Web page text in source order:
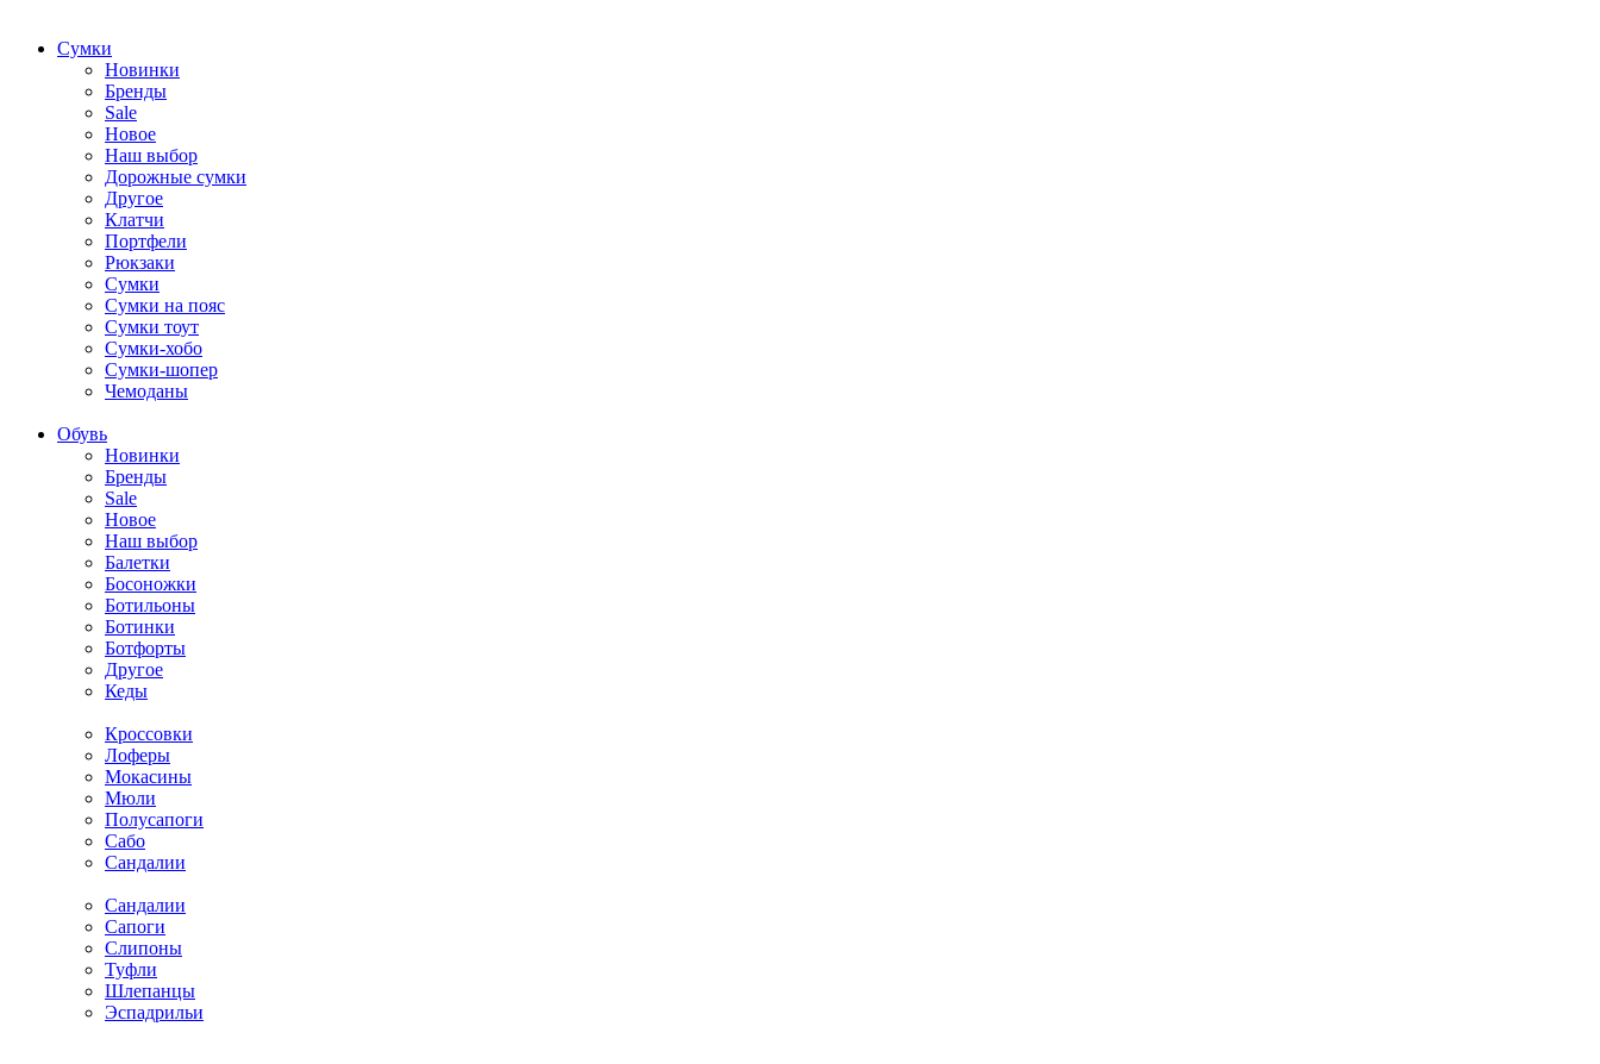
Cумки
Новинки
Бренды
Sale
Новое
Наш выбор
Дорожные сумки
Другое
Клатчи
Портфели
Рюкзаки
Сумки
Сумки на пояс
Сумки тоут
Сумки-хобо
Сумки-шопер
Чемоданы
Обувь
Новинки
Бренды
Sale
Новое
Наш выбор
Балетки
Босоножки
Ботильоны
Ботинки
Ботфорты
Другое
Кеды
Кроссовки
Лоферы
Мокасины
Мюли
Полусапоги
Сабо
Сандалии
Сандалии
Сапоги
Слипоны
Туфли
Шлепанцы
Эспадрильи